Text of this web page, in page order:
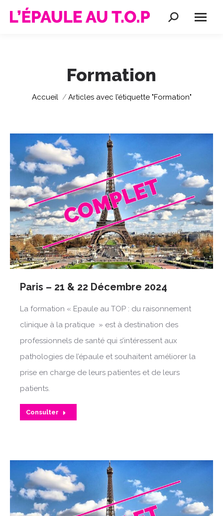
Recherche
Formation
Vous êtes ici :
Accueil Articles avec l’étiquette "Formation"
Paris – 21 & 22 Décembre 2024
La formation « Epaule au TOP : du raisonnement
clinique à la pratique » est à destination des
professionnels de santé qui s’intéressent aux
pathologies de l’épaule et souhaitent améliorer la
prise en charge de leurs patientes et de leurs
patients.
Consulter